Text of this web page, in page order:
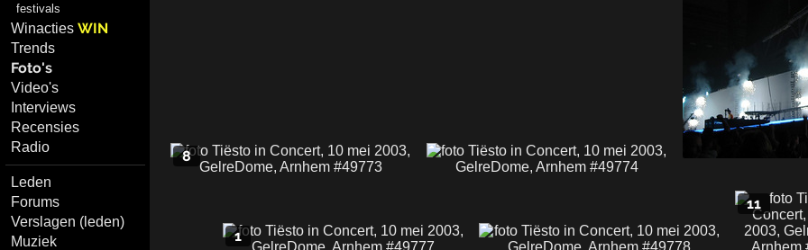
festivals
WinactiesWIN
Trends
Foto's
Video's
Interviews
Recensies
Radio
Leden
Forums
Verslagen (leden)
Muziek
8
1
11